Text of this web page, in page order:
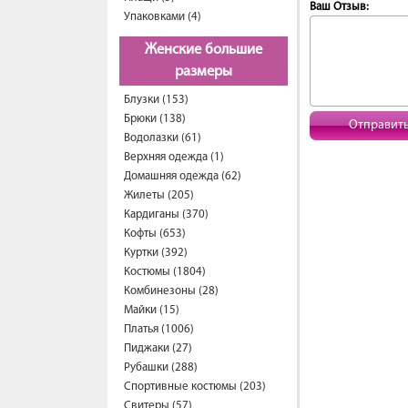
Упаковками (4)
Женские большие
размеры
Блузки (153)
Брюки (138)
Водолазки (61)
Верхняя одежда (1)
Домашняя одежда (62)
Жилеты (205)
Кардиганы (370)
Кофты (653)
Куртки (392)
Костюмы (1804)
Комбинезоны (28)
Майки (15)
Платья (1006)
Пиджаки (27)
Рубашки (288)
Спортивные костюмы (203)
Ваш Отзыв: